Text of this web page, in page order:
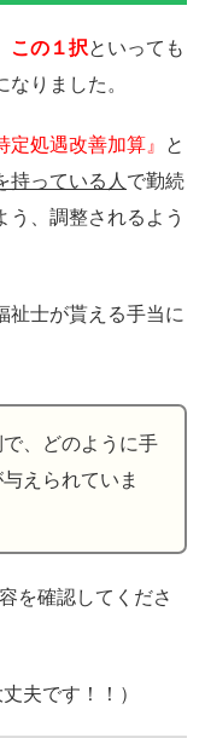
この１択といっても
りました。
定処遇改善加算』 と
持っている人 で勤続
、調整されるよう
祉士が貰える手当に
、どのように手
えられていま
を確認してくださ
夫です！！）